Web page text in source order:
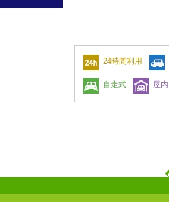
24時間利用
自走式 屋内